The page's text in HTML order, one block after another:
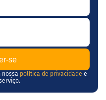
nossa política de privacidade e